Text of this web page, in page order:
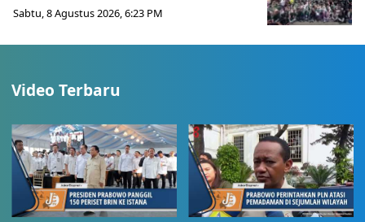
Sabtu, 8 Agustus 2026, 6:23 PM
Video Terbaru